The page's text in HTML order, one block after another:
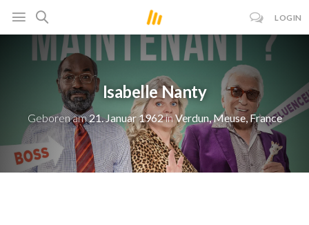
LOGIN
Isabelle Nanty
Geboren am21. Januar 1962inVerdun, Meuse, France